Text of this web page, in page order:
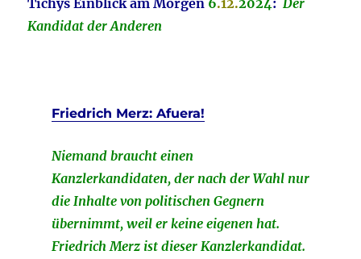
Kandidat der Anderen
Friedrich Merz: Afuera!
Niemand braucht einen
Kanzlerkandidaten, der nach der Wahl nur
die Inhalte von politischen Gegnern
übernimmt, weil er keine eigenen hat.
Friedrich Merz ist dieser Kanzlerkandidat.